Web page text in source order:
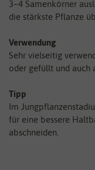
3–4 Samenkörner
die stärkste Pflanze
Verwendung
Sehr vielseitig
oder gefüllt und auch
Tipp
Im
für eine bessere
abschneiden.